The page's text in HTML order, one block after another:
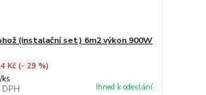
(instalační set) 6m2 výkon 900W
Kč (- 29 %)
/ks
Ihned k odeslání